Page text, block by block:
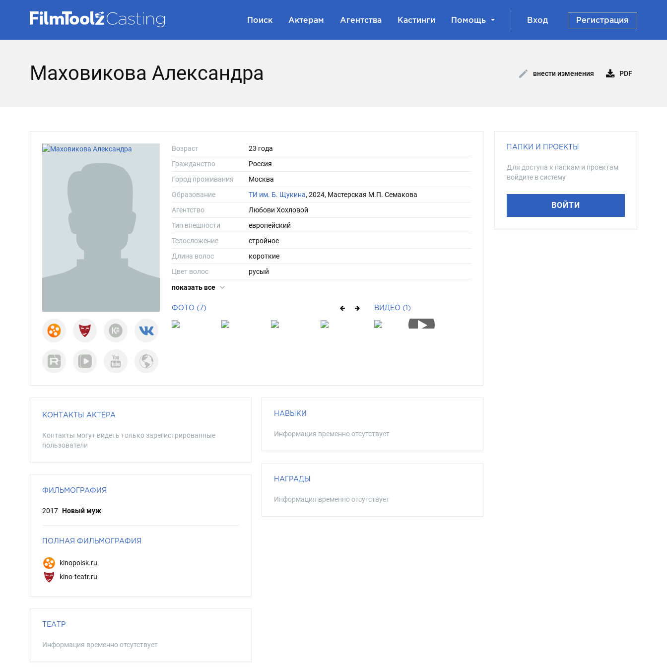
Поиск Актерам Агентства Кастинги Помощь Вход Регистрация
Маховикова Александра внести изменения PDF
Возраст
23 года
Гражданство
Россия
Город проживания
Москва
Образование
ТИ им. Б. Щукина, 2024, Мастерская М.П. Семакова
Агентство
Любови Хохловой
Тип внешности
европейский
Телосложение
стройное
Длина волос
короткие
Цвет волос
русый
Цвет глаз
показать все
ФОТО (7) ВИДЕО (1)
КОНТАКТЫ АКТЁРА
Контакты могут видеть только зарегистрированные
пользователи
ФИЛЬМОГРАФИЯ
2017 Новый муж
ПОЛНАЯ ФИЛЬМОГРАФИЯ
kinopoisk.ru
kino-teatr.ru
ТЕАТР
Информация временно отсутствует
НАВЫКИ
Информация временно отсутствует
НАГРАДЫ
Информация временно отсутствует
ПАПКИ И ПРОЕКТЫ
Для доступа к папкам и проектам
войдите в систему
ВОЙТИ